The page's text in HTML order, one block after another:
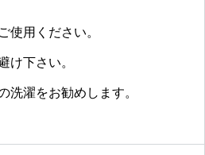
使用ください。
け下さい。
洗濯をお勧めします。